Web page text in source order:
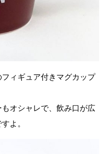
ィギュア付きマグカップ
オシャレで、飲み口が広
よ。